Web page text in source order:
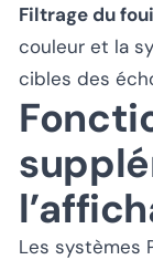
Filtrage du
couleur et la
cibles des
Les systèmes